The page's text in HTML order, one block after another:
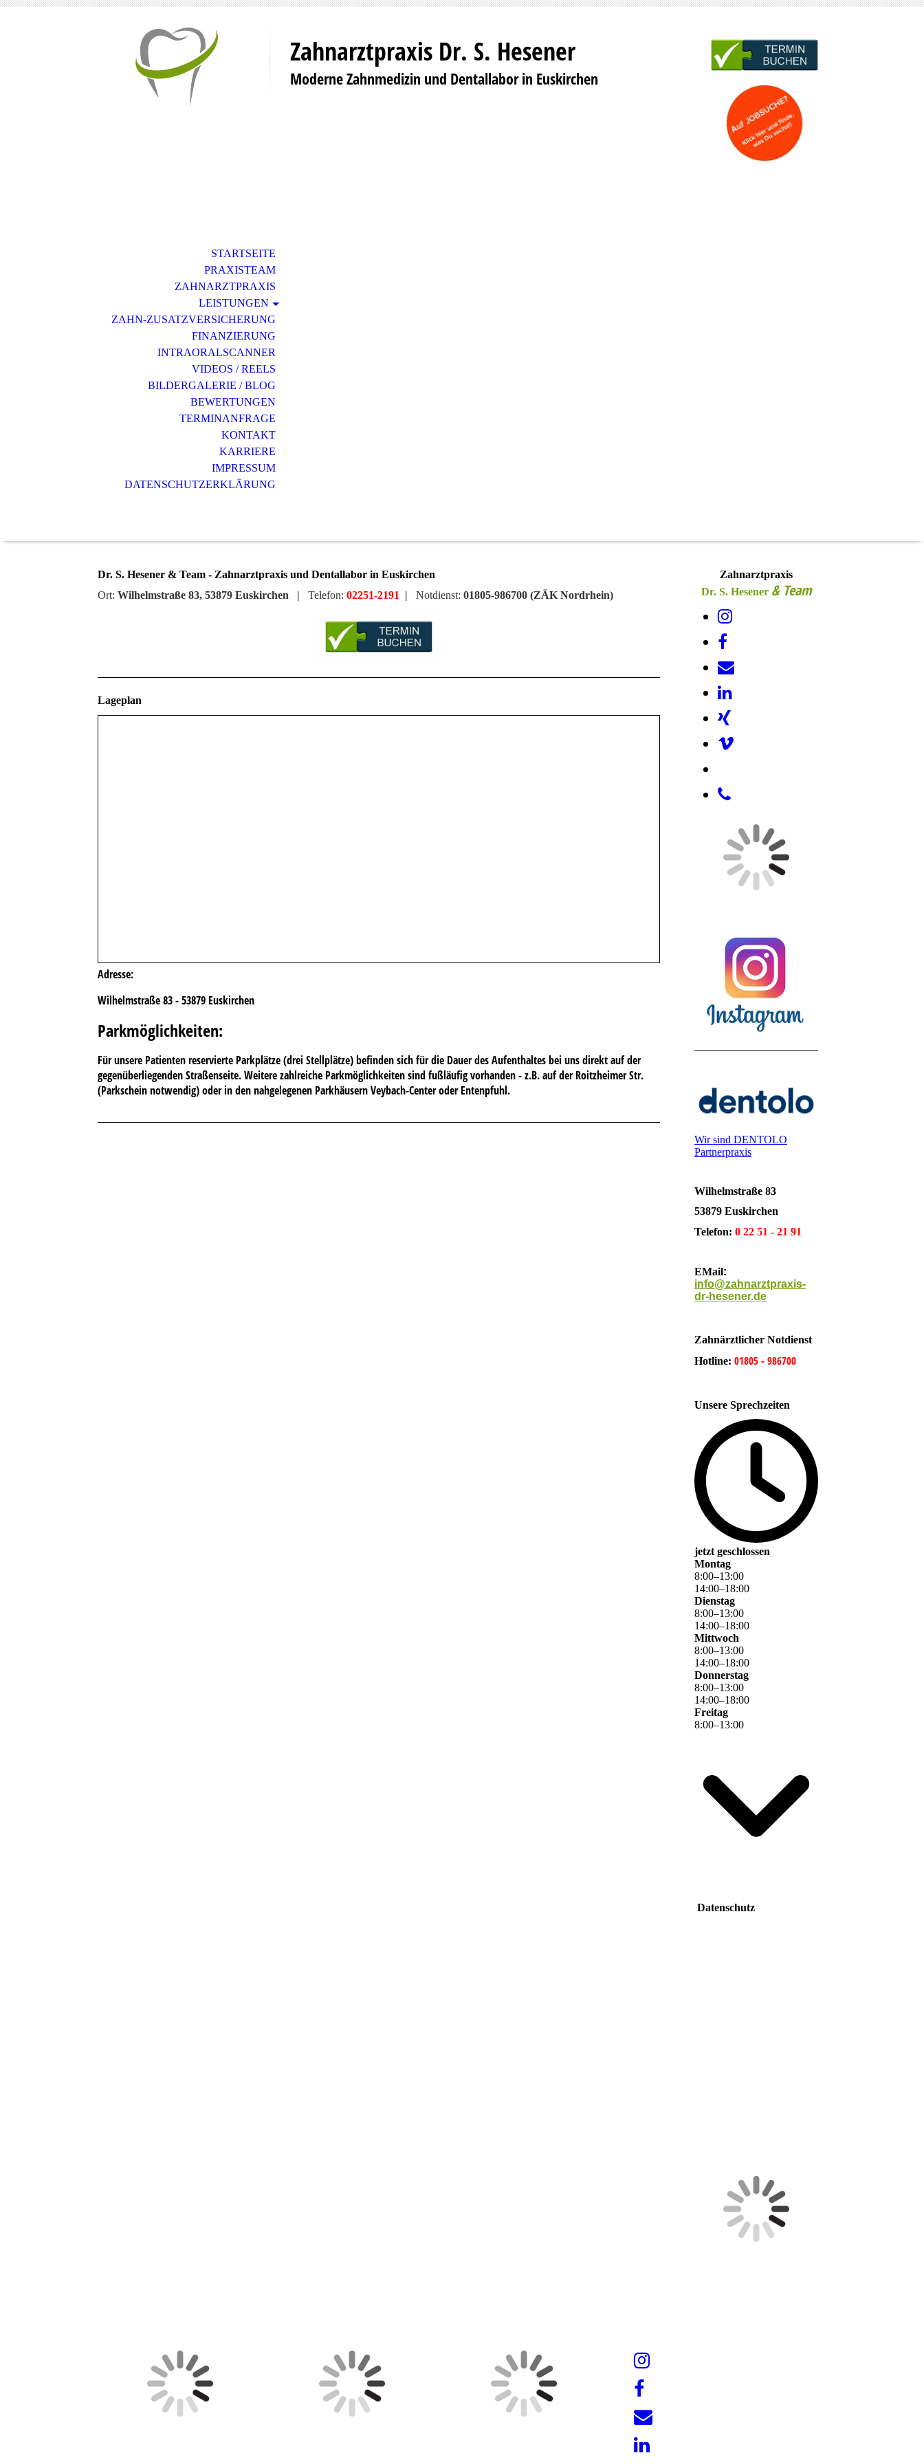
Zahnarztpraxis Dr. S. Hesener
Moderne Zahnmedizin und Dentallabor in Euskirchen
STARTSEITE
PRAXISTEAM
ZAHNARZTPRAXIS
LEISTUNGEN
ZAHN-ZUSATZVERSICHERUNG
FINANZIERUNG
INTRAORALSCANNER
VIDEOS / REELS
BILDERGALERIE / BLOG
BEWERTUNGEN
TERMINANFRAGE
KONTAKT
KARRIERE
IMPRESSUM
DATENSCHUTZERKLÄRUNG
Dr. S. Hesener & Team - Zahnarztpraxis und Dentallabor in Euskirchen
Ort: Wilhelmstraße 83, 53879 Euskirchen | Telefon: 02251-2191 | Notdienst: 01805-986700 (ZÄK Nordrhein)
Lageplan
Adresse:
Wilhelmstraße 83 -53879 Euskirchen
Parkmöglichkeiten:
Für unsere Patienten reservierte Parkplätze (drei Stellplätze) befinden sich für die Dauer des Aufenthaltes bei uns direkt auf der
gegenüberliegenden Straßenseite. Weitere zahlreiche Parkmöglichkeiten sind fußläufig vorhanden - z.B. auf der Roitzheimer Str.
(Parkschein notwendig) oder in den nahgelegenen Parkhäusern Veybach-Center oder Entenpfuhl.
Zahnarztpraxis
Dr. S. Hesener & Team
Wir sind DENTOLO
Partnerpraxis
Wilhelmstraße 83
53879 Euskirchen
Telefon: 0 22 51 - 21 91
EMail:
info@zahnarztpraxis-
dr-hesener.de
Zahnärztlicher Notdienst
Hotline: 01805 - 986700
Unsere Sprechzeiten
jetzt geschlossen
Montag
8:00–13:00
14:00–18:00
Dienstag
8:00–13:00
14:00–18:00
Mittwoch
8:00–13:00
14:00–18:00
Donnerstag
8:00–13:00
14:00–18:00
Freitag
8:00–13:00
Datenschutz